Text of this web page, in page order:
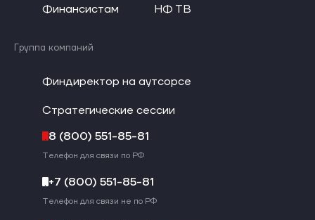
Финансистам НФ ТВ
Группа компаний
Финдиректор на аутсорсе
Стратегические сессии
8 (800) 551-85-81
Телефон для связи по РФ
+7 (800) 551-85-81
Телефон для связи не по РФ